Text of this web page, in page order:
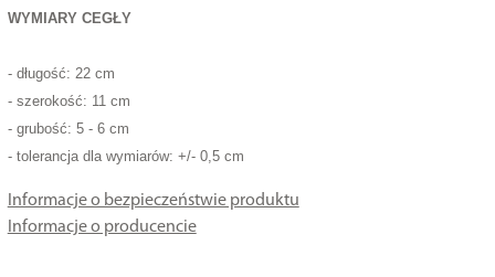
WYMIARY CEGŁY
- długość: 22 cm
- szerokość: 11 cm
- grubość: 5 - 6 cm
- tolerancja dla wymiarów: +/- 0,5 cm
Informacje o bezpieczeństwie produktu
Informacje o producencie